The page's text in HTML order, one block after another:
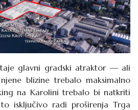
glavni gradski atraktor — ali
blizine trebalo maksimalno
na Karolini trebalo bi natkriti
isključivo radi proširenja Trga